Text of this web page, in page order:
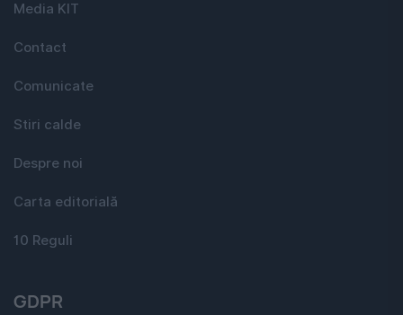
Media KIT
Contact
Comunicate
Stiri calde
Despre noi
Carta editorială
10 Reguli
GDPR